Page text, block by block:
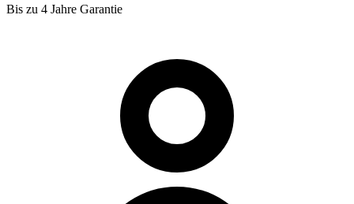
Bis zu 4 Jahre Garantie